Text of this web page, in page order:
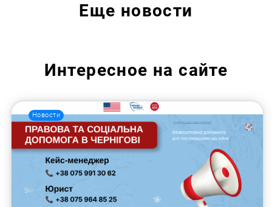
Еще новости
Интересное на сайте
Новости